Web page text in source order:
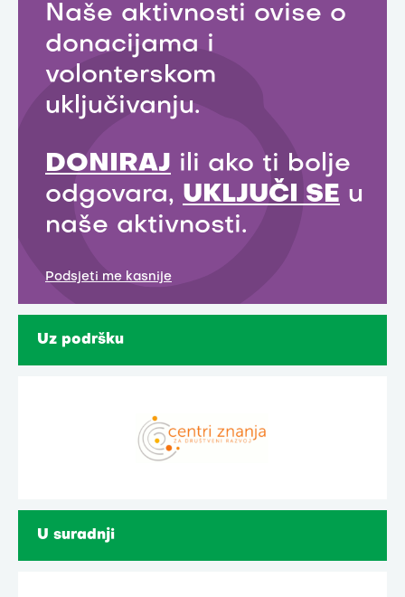
Naše aktivnosti ovise o
donacijama i
volonterskom
uključivanju.
DONIRAJ ili ako ti bolje
odgovara, UKLJUČI SE u
naše aktivnosti.
Podsjeti me kasnije
Uz podršku
U suradnji